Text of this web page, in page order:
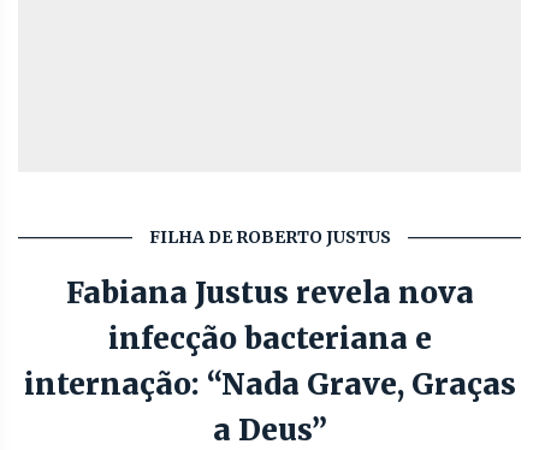
FILHA DE ROBERTO JUSTUS
Fabiana Justus revela nova
infecção bacteriana e
internação: “Nada Grave, Graças
a Deus”